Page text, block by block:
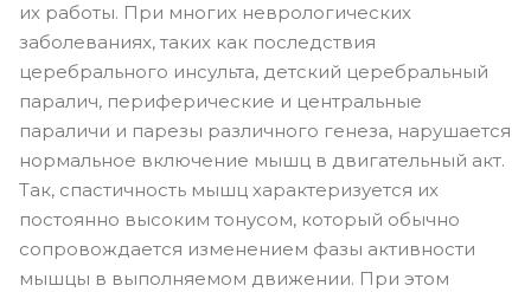
их работы. При многих неврологических
заболеваниях, таких как последствия
церебрального инсульта, детский церебральный
паралич, периферические и центральные
параличи и парезы различного генеза, нарушается
нормальное включение мышц в двигательный акт.
Так, спастичность мышц характеризуется их
постоянно высоким тонусом, который обычно
сопровождается изменением фазы активности
мышцы в выполняемом движении. При этом